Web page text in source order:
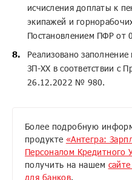
исчисления доплаты к
экипажей и
Постановлением ПФР
Реализовано
ЗП-XX в соответствии с
26.12.2022 № 980.
Более подробную
продукте «Антегра:
Персоналом Кредитного
получить на нашем
для банков.